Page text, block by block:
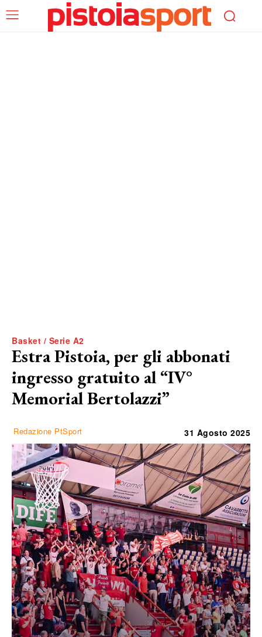
Basket / Serie A2
Estra Pistoia, per gli abbonati
ingresso gratuito al “IV°
Memorial Bertolazzi”
Redazione PtSport 31 Agosto 2025